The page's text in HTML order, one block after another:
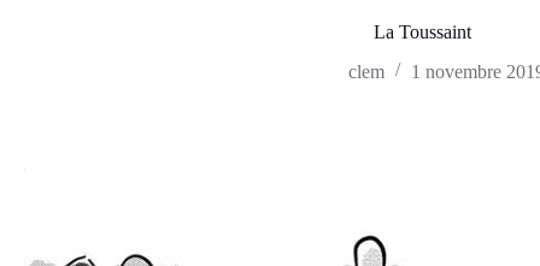
La Toussaint
clem
1 novembre